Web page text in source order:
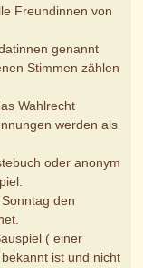
Freundinnen von
genannt
Stimmen zählen
Wahlrecht
werden als
oder anonym
den
( einer
ist und nicht